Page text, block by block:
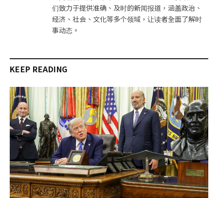
们致力于提供准确、及时的新闻报道，涵盖政治、
经济、社会、文化等多个领域，让读者全面了解时
事动态。
KEEP READING